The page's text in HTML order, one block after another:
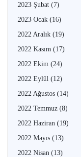
2023 Şubat (7)
2023 Ocak (16)
2022 Aralık (19)
2022 Kasım (17)
2022 Ekim (24)
2022 Eylül (12)
2022 Ağustos (14)
2022 Temmuz (8)
2022 Haziran (19)
2022 Mayıs (13)
2022 Nisan (13)